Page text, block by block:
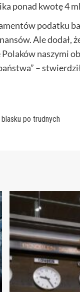
ponad kwotę 4
podatku
Ale dodał,
naszymi
–
po trudnych